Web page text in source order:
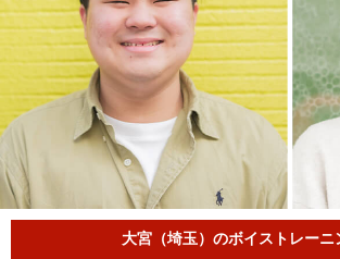
大宮（埼玉）のボイストレー